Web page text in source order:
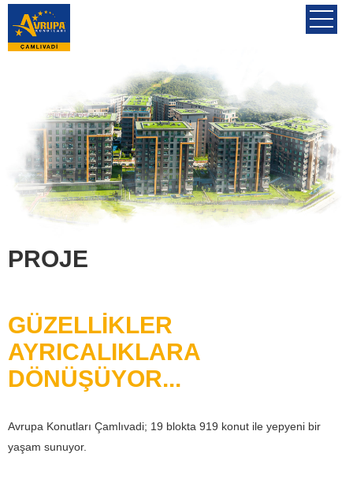
PROJE
GÜZELLİKLER
AYRICALIKLARA
DÖNÜŞÜYOR...
Avrupa Konutları Çamlıvadi; 19 blokta 919 konut ile yepyeni bir
yaşam sunuyor.